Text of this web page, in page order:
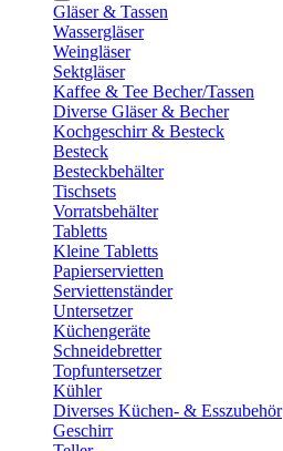
Gläser & Tassen
Wassergläser
Weingläser
Sektgläser
Kaffee & Tee Becher/Tassen
Diverse Gläser & Becher
Kochgeschirr & Besteck
Besteck
Besteckbehälter
Tischsets
Vorratsbehälter
Tabletts
Kleine Tabletts
Papierservietten
Serviettenständer
Untersetzer
Küchengeräte
Schneidebretter
Topfuntersetzer
Kühler
Diverses Küchen- & Esszubehör
Geschirr